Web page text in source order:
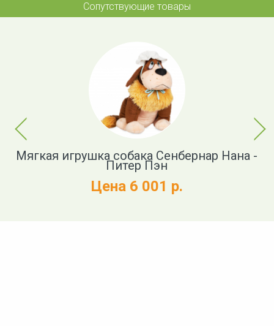
Сопутствующие товары
Previous
Мягкая игрушка собака Сенбернар Нана -
Питер Пэн
Цена 6 001 р.
Next